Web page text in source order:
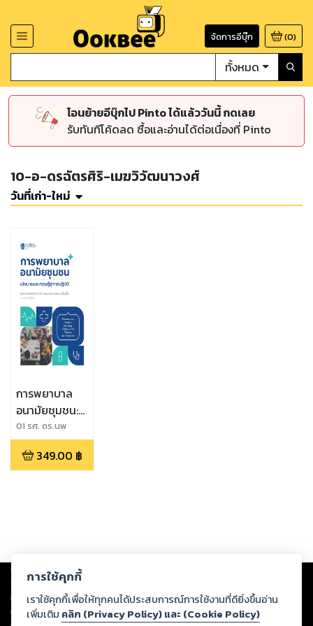
จัดการอีบุ๊ก (0)
ทั้งหมด
โอนย้ายอีบุ๊กไป Pinto ได้แล้ววันนี้ กดเลย
รับทันทีโค้ดลด ซื้อและอ่านได้ต่อเนื่องที่ Pinto
10-อ-ดรฉัตรศิริ-เมฆวิวัฒนาวงศ์
วันที่เก่า-ใหม่
การพยาบาล
อนามัยชุมชน:
นโยบายและ
ทฤษฎีสู่การ
ปฏิบัติ
01 รศ. ดร.นพ
วรรณ เปียซื่อ
(บรรณาธิการ),02
รศ. ดร.แสงทอง ธีร
พิมพานนท์,06 ผศ.
ดร.วรรณา สนอง
เดช,07 อ. ดร.แสง
เดือน ปิยะ
349.00 ฿
Copyright © 2026
ต่อผลงานหรือเนื้อหาใดที่อัปโหลดผ่านเว็บไซต์และปรากฏว่าละเมิดสิทธิใน
ทรัพย์สินทางปัญญาของบุคคลอื่นหรือขัดต่อกฎหมายและศีลธรรม ดังนั้น ผู้อ่าน
ทุกท่านโปรดใช้วิจารณญาณในการกลั่นกรองด้วยตนเอง และหากท่านพบว่าส่วน
การใช้คุกกี้
เราใช้คุกกี้เพื่อให้ทุกคนได้ประสบการณ์การใช้งานที่ดียิ่งขึ้นอ่าน
เพิ่มเติม คลิก (Privacy Policy) และ (Cookie Policy)